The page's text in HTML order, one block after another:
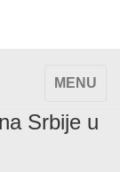
TOGGLE
MENU
Srbije u